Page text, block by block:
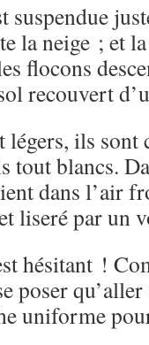
suspendue
la neige ; et
flocons
recouvert
ils sont
tout blancs.
dans l’air
liseré par un
hésitant !
poser
uniforme